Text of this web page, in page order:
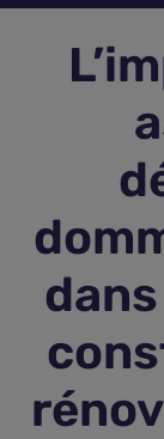
Assurance vie
Plus